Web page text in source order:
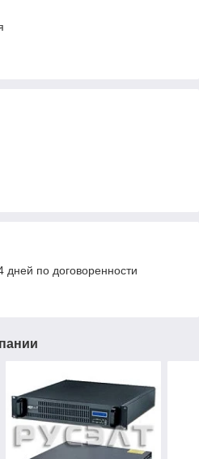
дней по договоренности